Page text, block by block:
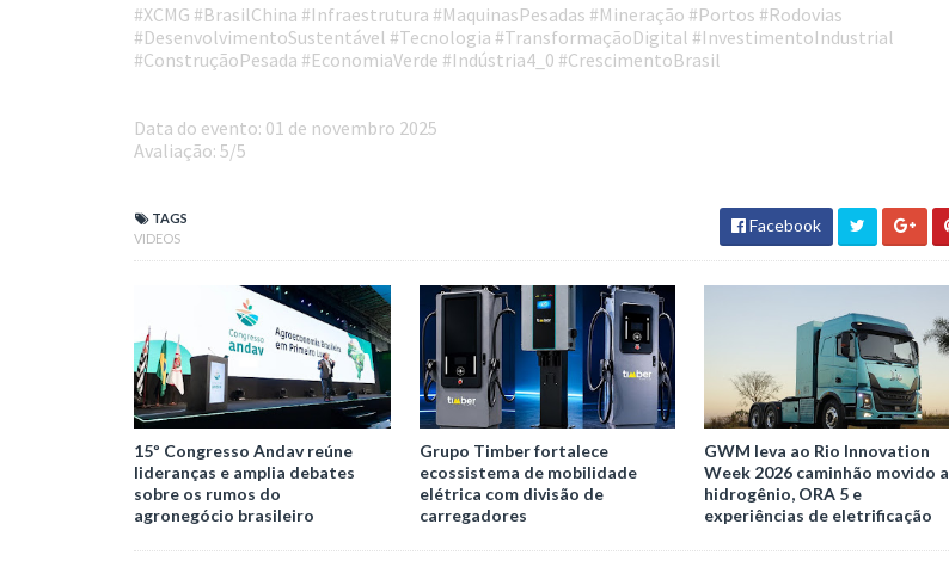
#XCMG #BrasilChina #Infraestrutura #MaquinasPesadas #Mineração #Portos #Rodovias
#DesenvolvimentoSustentável #Tecnologia #TransformaçãoDigital #InvestimentoIndustrial
#ConstruçãoPesada #EconomiaVerde #Indústria4_0 #CrescimentoBrasil
Data do evento: 01 de novembro 2025
Avaliação: 5/5
TAGS
VIDEOS
Facebook
15º Congresso Andav reúne
lideranças e amplia debates
sobre os rumos do
agronegócio brasileiro
Grupo Timber fortalece
ecossistema de mobilidade
elétrica com divisão de
carregadores
GWM leva ao Rio Innovation
Week 2026 caminhão movido a
hidrogênio, ORA 5 e
experiências de eletrificação